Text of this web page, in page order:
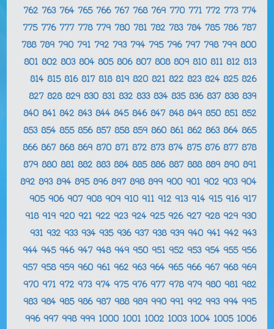
762 763 764 765 766 767 768 769 770 771 772 773 774
775 776 777 778 779 780 781 782 783 784 785 786 787
788 789 790 791 792 793 794 795 796 797 798 799 800
801 802 803 804 805 806 807 808 809 810 811 812 813
814 815 816 817 818 819 820 821 822 823 824 825 826
827 828 829 830 831 832 833 834 835 836 837 838 839
840 841 842 843 844 845 846 847 848 849 850 851 852
853 854 855 856 857 858 859 860 861 862 863 864 865
866 867 868 869 870 871 872 873 874 875 876 877 878
879 880 881 882 883 884 885 886 887 888 889 890 891
892 893 894 895 896 897 898 899 900 901 902 903 904
905 906 907 908 909 910 911 912 913 914 915 916 917
918 919 920 921 922 923 924 925 926 927 928 929 930
931 932 933 934 935 936 937 938 939 940 941 942 943
944 945 946 947 948 949 950 951 952 953 954 955 956
957 958 959 960 961 962 963 964 965 966 967 968 969
970 971 972 973 974 975 976 977 978 979 980 981 982
983 984 985 986 987 988 989 990 991 992 993 994 995
996 997 998 999 1000 1001 1002 1003 1004 1005 1006